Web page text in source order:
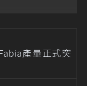
產量正式突